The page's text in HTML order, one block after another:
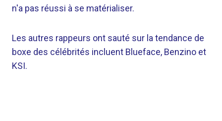
n'a pas réussi à se matérialiser.
Les autres rappeurs ont sauté sur la tendance de
boxe des célébrités incluent Blueface, Benzino et
KSI.